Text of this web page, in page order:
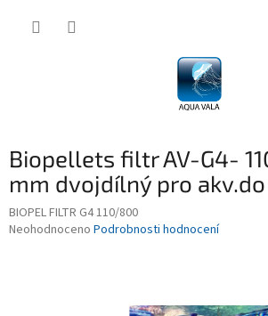
Biopellets filtr AV-G4-
mm dvojdílný pro
BIOPEL FILTR G4 110/800
Průměrné
Neohodnoceno Podrobnosti hodnocení